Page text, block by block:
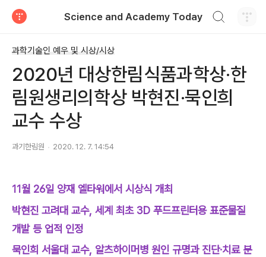
Science and Academy Today
과학기술인 예우 및 시상/시상
2020년 대상한림식품과학상·한
림원생리의학상 박현진·묵인희
교수 수상
과기한림원 2020. 12. 7. 14:54
11월 26일 양재 엘타워에서 시상식 개최
박현진 고려대 교수, 세계 최초 3D 푸드프린터용 표준물질
개발 등 업적 인정
묵인희 서울대 교수, 알츠하이머병 원인 규명과 진단·치료 분